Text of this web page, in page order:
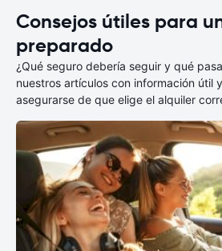
Consejos útiles para
preparado
¿Qué seguro debería seguir y qué
nuestros artículos con información útil
asegurarse de que elige el alquiler